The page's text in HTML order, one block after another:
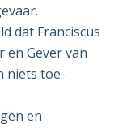
dat Franciscus
en Gever van
niets toe-
en